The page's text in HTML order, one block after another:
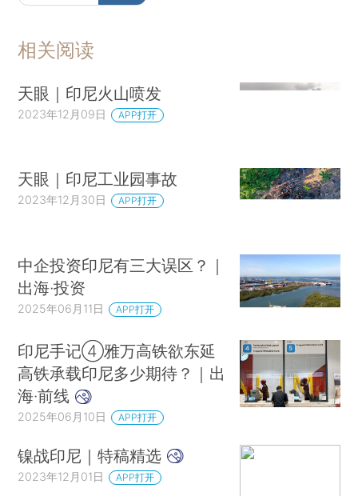
相关阅读
天眼｜印尼火山喷发
2023年12月09日 APP打开
天眼｜印尼工业园事故
2023年12月30日 APP打开
中企投资印尼有三大误区？｜
出海·投资
2025年06月11日 APP打开
印尼手记④雅万高铁欲东延
高铁承载印尼多少期待？｜出
海·前线
2025年06月10日 APP打开
镍战印尼｜特稿精选
2023年12月01日 APP打开